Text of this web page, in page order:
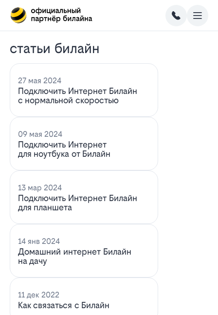
статьи билайн
27 мая 2024
Подключить Интернет Билайн
с нормальной скоростью
09 мая 2024
Подключить Интернет
для ноутбука от Билайн
13 мар 2024
Подключить Интернет Билайн
для планшета
14 янв 2024
Домашний интернет Билайн
на дачу
11 дек 2022
Как связаться с Билайн